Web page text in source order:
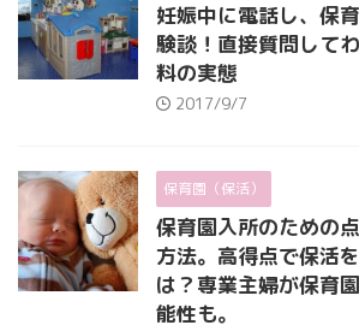
妊娠中に電話し、保
験談！直接質問して
料の実態
2017/9/7
保育園（保活）
保育園入所のための
方法。高得点で保活
は？専業主婦が保育
能性も。